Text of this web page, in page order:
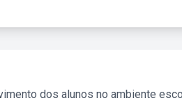
dos alunos no ambiente